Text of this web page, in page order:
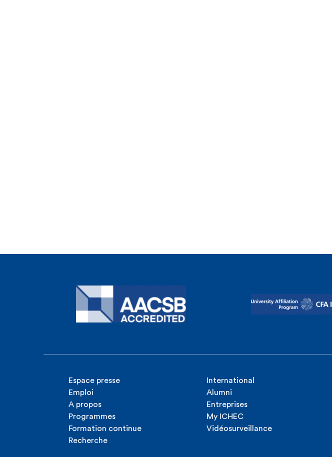
Espace presse
Emploi
A propos
Programmes
Formation continue
Recherche
International
Alumni
Entreprises
My ICHEC
Vidéosurveillance